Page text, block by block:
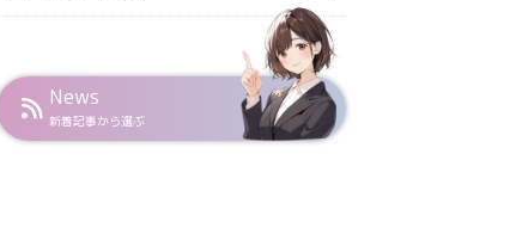
News
新着記事から選ぶ